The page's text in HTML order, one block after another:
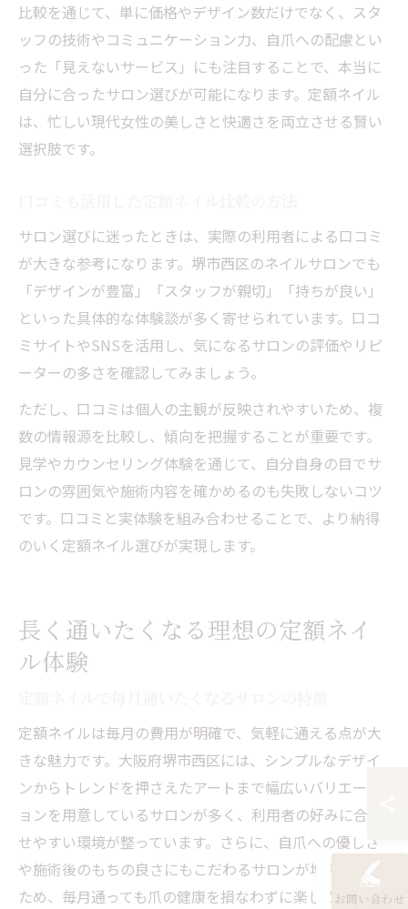
比較を通じて、単に価格やデザイン数だけでなく、スタ
ッフの技術やコミュニケーション力、自爪への配慮とい
った「見えないサービス」にも注目することで、本当に
自分に合ったサロン選びが可能になります。定額ネイル
は、忙しい現代女性の美しさと快適さを両立させる賢い
選択肢です。
サロン選びに迷ったときは、実際の利用者による口コミ
が大きな参考になります。堺市西区のネイルサロンでも
「デザインが豊富」「スタッフが親切」「持ちが良い」
といった具体的な体験談が多く寄せられています。口コ
ミサイトやSNSを活用し、気になるサロンの評価やリピ
ーターの多さを確認してみましょう。
ただし、口コミは個人の主観が反映されやすいため、複
数の情報源を比較し、傾向を把握することが重要です。
見学やカウンセリング体験を通じて、自分自身の目でサ
ロンの雰囲気や施術内容を確かめるのも失敗しないコツ
です。口コミと実体験を組み合わせることで、より納得
のいく定額ネイル選びが実現します。
長く通いたくなる理想の定額ネイ
ル体験
定額ネイルは毎月の費用が明確で、気軽に通える点が大
きな魅力です。大阪府堺市西区には、シンプルなデザイ
ンからトレンドを押さえたアートまで幅広いバリエーシ
ョンを用意しているサロンが多く、利用者の好みに合わ
せやすい環境が整っています。さらに、自爪への優しさ
や施術後のもちの良さにもこだわるサロンが増えている
ため、毎月通っても爪の健康を損なわずに楽しめます。
お問い合わせ